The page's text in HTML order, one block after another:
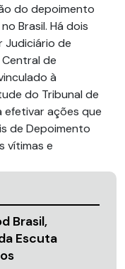
do depoimento
Brasil. Há dois
Judiciário de
de
à
do Tribunal de
efetivar ações que
de Depoimento
vítimas e
Brasil,
Escuta